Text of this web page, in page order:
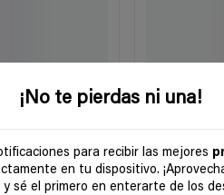
¡No te pierdas ni una!
para recibir las mejores
en tu dispositivo.
sé el primero en enterarte de los